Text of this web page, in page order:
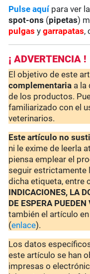
Pulse aquípara ver la
spot-ons (pipetas)
pulgas ygarrapatas,
¡ ADVERTENCIA !
El objetivo de este
complementaria a la
de los productos.
familiarizado con el
veterinarios.
Este artículo no
ni le exime de leerla
piensa emplear el
seguir estrictamente
dicha etiqueta, entre
INDICACIONES, LA
DE ESPERA
también el artículo
(enlace).
Los datos
este artículo se han
impresas o